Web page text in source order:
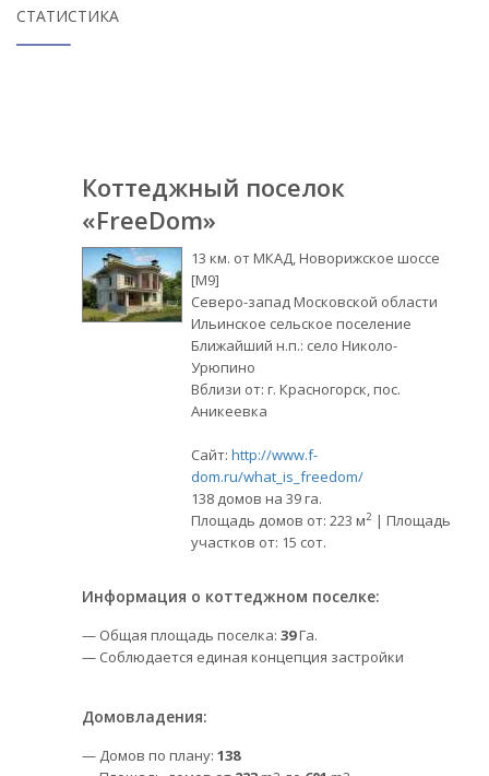
СТАТИСТИКА
Коттеджный поселок
«FreeDom»
13 км. от МКАД, Новорижское шоссе
[М9]
Северо-запад Московской области
Ильинское сельское поселение
Ближайший н.п.: село Николо-
Урюпино
Вблизи от: г. Красногорск, пос.
Аникеевка
Сайт: http://www.f-
dom.ru/what_is_freedom/
138 домов на 39 га.
Площадь домов от: 223 м2 | Площадь
участков от: 15 сот.
Информация о коттеджном поселке:
— Общая площадь поселка: 39Га.
— Соблюдается единая концепция застройки
Домовладения:
— Домов по плану: 138